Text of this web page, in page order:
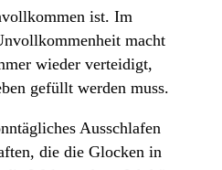
ist. Im
macht
wieder verteidigt,
gefüllt werden muss.
Ausschlafen
die die Glocken in